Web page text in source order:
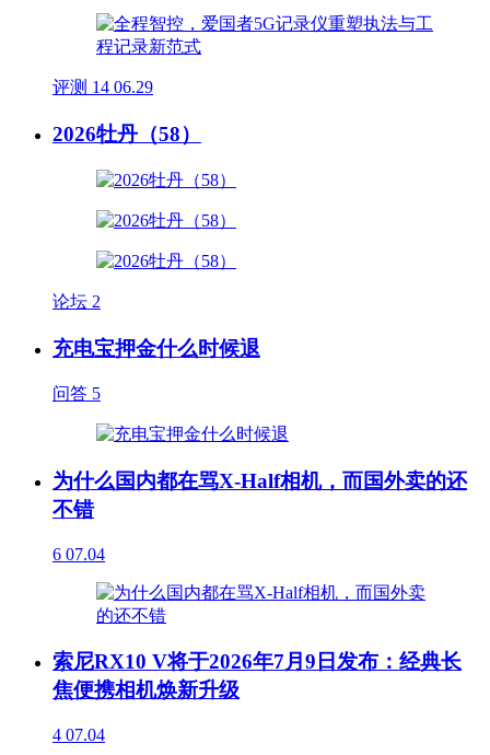
评测 14 06.29
2026牡丹（58）
论坛 2
充电宝押金什么时候退
问答 5
为什么国内都在骂X-Half相机，而国外卖的还
不错
6 07.04
索尼RX10 V将于2026年7月9日发布：经典长
焦便携相机焕新升级
4 07.04